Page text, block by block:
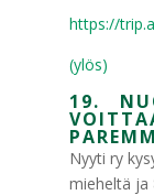
https://
(ylös)
19.
Nyyti ry
mieheltä ja